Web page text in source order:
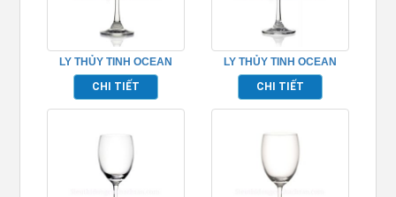
LY THỦY TINH OCEAN
DIVA WHITE WINE
TP_1003W07
CHI TIẾT
LY THỦY TINH OCEAN
DUCHESS GOBLET
TP_1503G12
CHI TIẾT